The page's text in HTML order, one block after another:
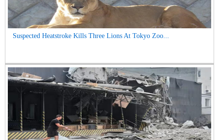
Suspected Heatstroke Kills Three Lions At Tokyo Zoo...